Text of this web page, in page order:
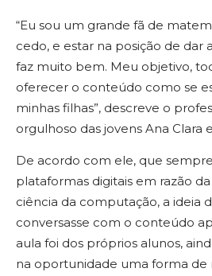
“Eu sou um grande fã de
cedo, e estar na posição de dar
faz muito bem. Meu objetivo,
oferecer o conteúdo como se
minhas filhas”, descreve o
orgulhoso das jovens Ana Clara
De acordo com ele, que
plataformas digitais em razão
ciência da computação, a ideia
conversasse com o conteúdo
aula foi dos próprios alunos,
na oportunidade uma forma de